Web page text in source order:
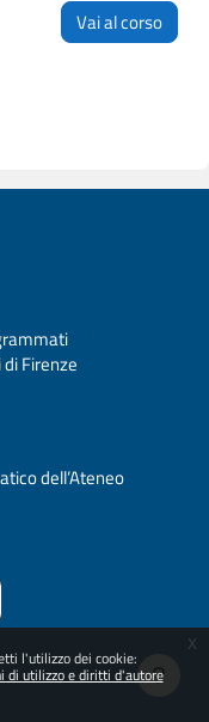
l'utilizzo dei cookie:
di utilizzo e diritti d'autore
x
Vai al corso
Firenze
dell’Ateneo